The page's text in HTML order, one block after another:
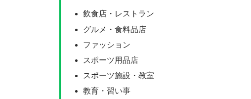
飲食店・レストラン
グルメ・食料品店
ファッション
スポーツ用品店
スポーツ施設・教室
教育・習い事